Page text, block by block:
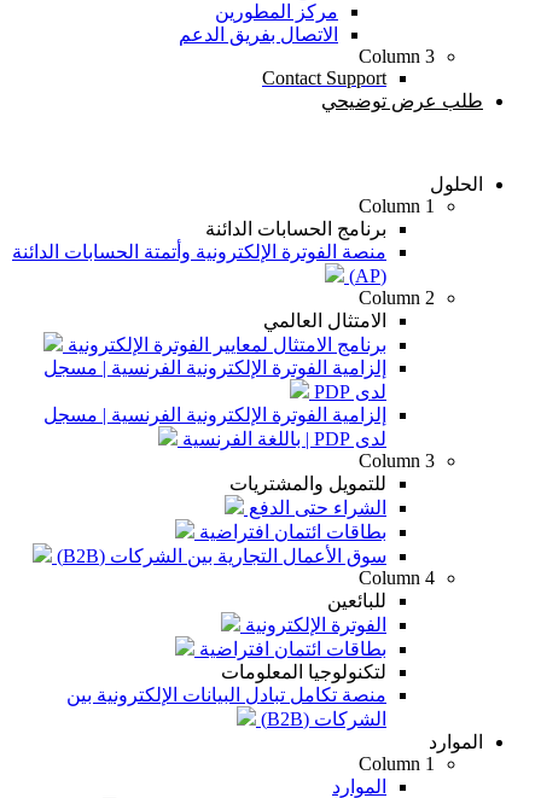
مركز المطورين
الاتصال بفريق الدعم
Column 3
Contact Support
طلب عرض توضيحي
الحلول
Column 1
برنامج الحسابات الدائنة
منصة الفوترة الإلكترونية وأتمتة الحسابات الدائنة
Column 2
الامتثال العالمي
برنامج الامتثال لمعايير الفوترة الإلكترونية
إلزامية الفوترة الإلكترونية الفرنسية | مسجل
لدى PDP
إلزامية الفوترة الإلكترونية الفرنسية | مسجل
لدى PDP | باللغة الفرنسية
Column 3
للتمويل والمشتريات
الشراء حتى الدفع
بطاقات ائتمان افتراضية
سوق الأعمال التجارية بين الشركات (B2B)
Column 4
للبائعين
الفوترة الإلكترونية
بطاقات ائتمان افتراضية
لتكنولوجيا المعلومات
منصة تكامل تبادل البيانات الإلكترونية بين
الشركات (B2B)
الموارد
Column 1
الموارد